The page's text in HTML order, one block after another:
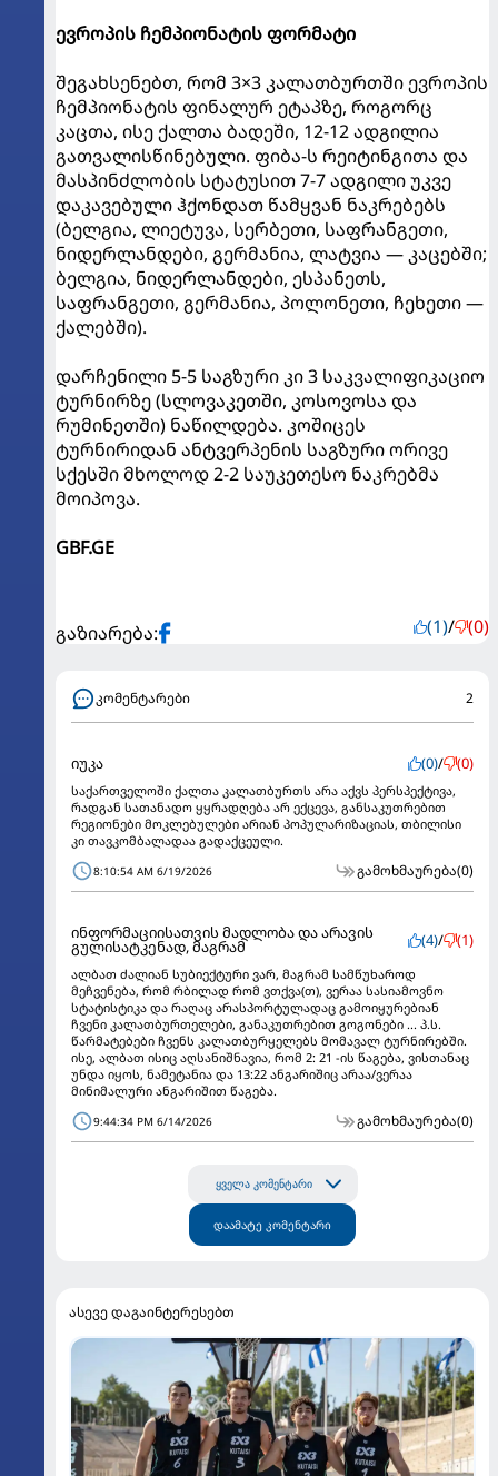
ევროპის ჩემპიონატის ფორმატი
შეგახსენებთ, რომ 3×3 კალათბურთში ევროპის
ჩემპიონატის ფინალურ ეტაპზე, როგორც
კაცთა, ისე ქალთა ბადეში, 12-12 ადგილია
გათვალისწინებული. ფიბა-ს რეიტინგითა და
მასპინძლობის სტატუსით 7-7 ადგილი უკვე
დაკავებული ჰქონდათ წამყვან ნაკრებებს
(ბელგია, ლიეტუვა, სერბეთი, საფრანგეთი,
ნიდერლანდები, გერმანია, ლატვია — კაცებში;
ბელგია, ნიდერლანდები, ესპანეთს,
საფრანგეთი, გერმანია, პოლონეთი, ჩეხეთი —
ქალებში).
დარჩენილი 5-5 საგზური კი 3 საკვალიფიკაციო
ტურნირზე (სლოვაკეთში, კოსოვოსა და
რუმინეთში) ნაწილდება. კოშიცეს
ტურნირიდან ანტვერპენის საგზური ორივე
სქესში მხოლოდ 2-2 საუკეთესო ნაკრებმა
მოიპოვა.
GBF.GE
გაზიარება: (1)/ (0)
კომენტარები 2
იუკა (0)/ (0)
საქართველოში ქალთა კალათბურთს არა აქვს პერსპექტივა,
რადგან სათანადო ყყრადღება არ ექცევა, განსაკუთრებით
რეგიონები მოკლებულები არიან პოპულარიზაციას, თბილისი
კი თავკომბალადაა გადაქცეული.
8:10:54 AM 6/19/2026 გამოხმაურება(0)
ინფორმაციისათვის მადლობა და არავის
გულისატკენად, მაგრამ (4)/ (1)
ალბათ ძალიან სუბიექტური ვარ, მაგრამ სამწუხაროდ
მეჩვენება, რომ რბილად რომ ვთქვა(თ), ვერაა სასიამოვნო
სტატისტიკა და რაღაც არასპორტულადაც გამოიყურებიან
ჩვენი კალათბურთელები, განაკუთრებით გოგონები ... პ.ს.
წარმატებები ჩვენს კალათბურყელებს მომავალ ტურნირებში.
ისე, ალბათ ისიც აღსანიშნავია, რომ 2: 21 -ის წაგება, ვისთანაც
უნდა იყოს, ნამეტანია და 13:22 ანგარიშიც არაა/ვერაა
მინიმალური ანგარიშით წაგება.
9:44:34 PM 6/14/2026 გამოხმაურება(0)
ყველა კომენტარი
დაამატე კომენტარი
ასევე დაგაინტერესებთ